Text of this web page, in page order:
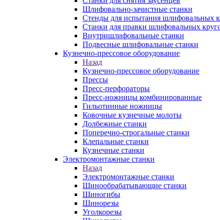
Шлифовально-зачистные станки
Стенды для испытания шлифовальных
Станки для правки шлифовальных
Внутришлифовальные станки
Подвесные шлифовальные станки
Кузнечно-прессовое оборудование
Назад
Кузнечно-прессовое оборудование
Прессы
Пресс-перфораторы
Пресс-ножницы комбинированные
Гильотинные ножницы
Ковочные кузнечные молоты
Долбежные станки
Поперечно-строгальные станки
Клепальные станки
Кузнечные станки
Электромонтажные станки
Назад
Электромонтажные станки
Шинообрабатывающие станки
Шиногибы
Шинорезы
Уголкорезы